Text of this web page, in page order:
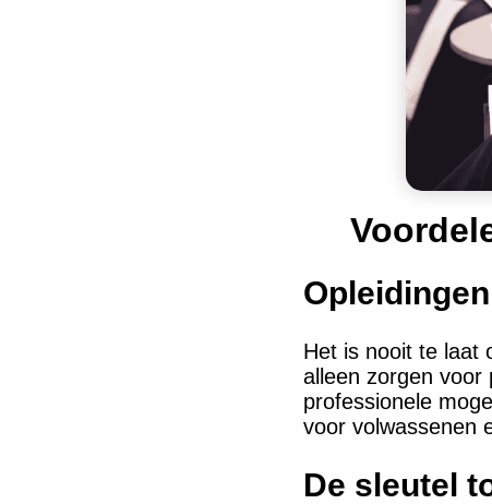
Het is nooit te laat
alleen zorgen voor
professionele
voor volwassenen
De sleutel